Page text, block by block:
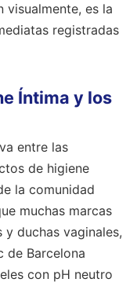
visualmente, es la
registradas
Íntima y los
entre las
de higiene
la comunidad
muchas marcas
duchas vaginales,
de Barcelona
con pH neutro